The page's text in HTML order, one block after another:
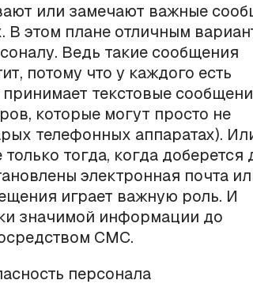
или замечают важные
этом плане отличным
Ведь такие сообщения
потому что у каждого есть
текстовые
которые могут просто не
телефонных аппаратах).
тогда, когда доберется
электронная почта
играет важную роль. И
значимой информации до
СМС.
персонала